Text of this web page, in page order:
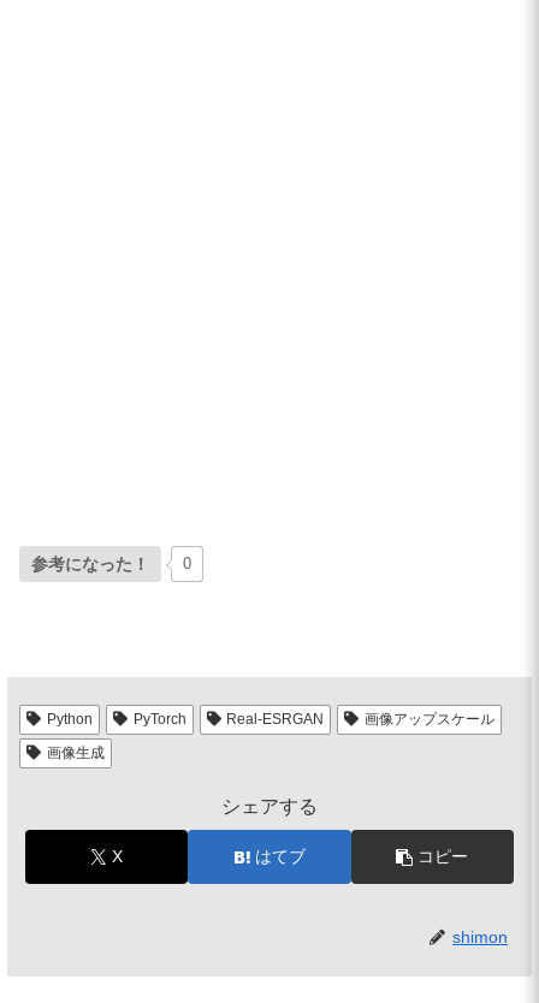
参考になった！ 0
Python PyTorch Real-ESRGAN
画像アップスケール
画像生成
シェアする
X はてブ コピー
shimon